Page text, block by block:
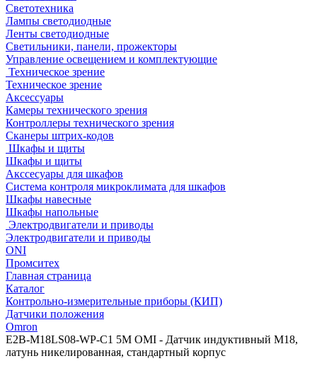
Светотехника
Лампы светодиодные
Ленты светодиодные
Светильники, панели, прожекторы
Управление освещением и комплектующие
Техническое зрение
Техническое зрение
Аксессуары
Камеры технического зрения
Контроллеры технического зрения
Сканеры штрих-кодов
Шкафы и щиты
Шкафы и щиты
Акссесуары для шкафов
Система контроля микроклимата для шкафов
Шкафы навесные
Шкафы напольные
Электродвигатели и приводы
Электродвигатели и приводы
ONI
Промситех
Главная страница
Каталог
Контрольно-измерительные приборы (КИП)
Датчики положения
Omron
E2B-M18LS08-WP-C1 5M OMI - Датчик индуктивный M18,
латунь никелированная, стандартный корпус